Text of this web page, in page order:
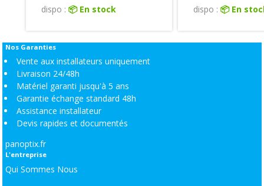
dispo : 📦 En stock dispo : 📦 En
Nos Garanties
Vente aux installateurs uniquement
Livraison 24/48h
Matériel garanti jusqu'à 5 ans
Garantie échange standard 48h
Assistance installateur
Devis rapides et documentés
panoptix.fr
L'entreprise
Qui Sommes Nous